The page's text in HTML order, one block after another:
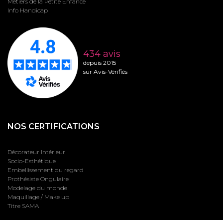
Info Handicap
434 avis
depuis 2015
sur Avis-Vérifiés
NOS CERTIFICATIONS
Décorateur Intérieur
Socio-Esthétique
Embellissement du regard
Prothésiste Ongulaire
Modelage du monde
Maquillage / Make up
Titre SAMA